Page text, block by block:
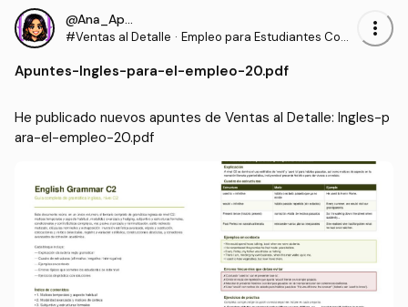
@Ana_Apuntes
#Ventas al Detalle · Empleo para Estudiantes Com
more_vert
Apuntes-Ingles-para-el-empleo-20.pdf
He publicado nuevos apuntes de Ventas al Detalle: Ingles-p
ara-el-empleo-20.pdf